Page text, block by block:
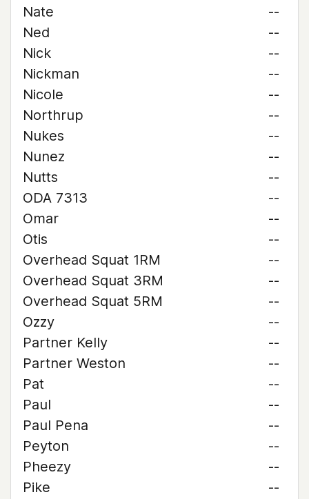
Nate
--
Ned
--
Nick
--
Nickman
--
Nicole
--
Northrup
--
Nukes
--
Nunez
--
Nutts
--
ODA 7313
--
Omar
--
Otis
--
Overhead Squat 1RM
--
Overhead Squat 3RM
--
Overhead Squat 5RM
--
Ozzy
--
Partner Kelly
--
Partner Weston
--
Pat
--
Paul
--
Paul Pena
--
Peyton
--
Pheezy
--
Pike
--